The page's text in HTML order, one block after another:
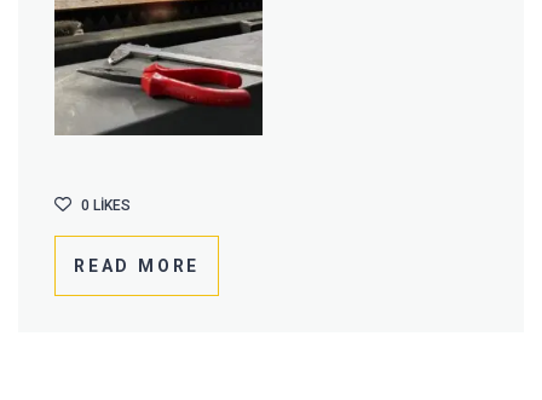
READ MORE
0 LIKES